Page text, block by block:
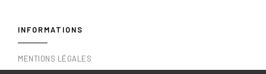
INFORMATIONS
MENTIONS LÉGALES